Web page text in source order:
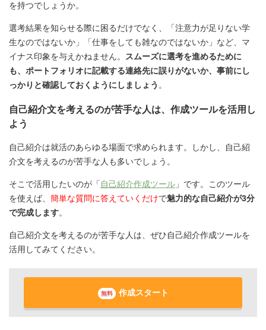
を持つでしょうか。
選考結果を知らせる際に困るだけでなく、「注意力が足りない学
生なのではないか」「仕事をしても雑なのではないか」など、マ
イナス印象を与えかねません。
スムーズに選考を進めるために
も、ポートフォリオに記載する連絡先に誤りがないか、事前にし
っかりと確認しておくようにしましょう 。
自己紹介文を考えるのが苦手な人は、作成ツールを活用し
よう
自己紹介は就活のあらゆる場面で求められます。しかし、自己紹
介文を考えるのが苦手な人も多いでしょう。
そこで活用したいのが「 自己紹介作成ツール 」です。このツール
を使えば、 簡単な質問に答えていくだけで魅力的な自己紹介が3分
で完成します。
自己紹介文を考えるのが苦手な人は、ぜひ自己紹介作成ツールを
活用してみてください。
無料 作成スタート